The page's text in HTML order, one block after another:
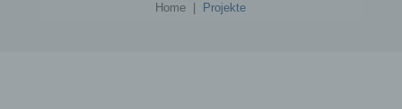
Home Projekte